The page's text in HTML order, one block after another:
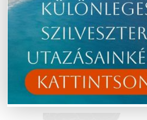
A Seychelle-szigetek valódi földi
lenyűgöző tengerpartok, buja
különleges élővilág várja az
körutazásunk során felfedezheti e
szigetek természeti kincseit,
legszebb partjain pihenhet..
További érdekességekért
kattintson ide.